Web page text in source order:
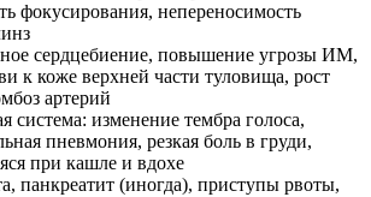
фокусирования, непереносимость
сердцебиение, повышение угрозы ИМ,
к коже верхней части туловища, рост
артерий
система: изменение тембра голоса,
пневмония, резкая боль в груди,
при кашле и вдохе
панкреатит (иногда), приступы рвоты,